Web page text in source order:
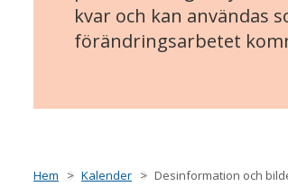
kvar och kan användas
förändringsarbetet
Hem Kalender Desinformation och